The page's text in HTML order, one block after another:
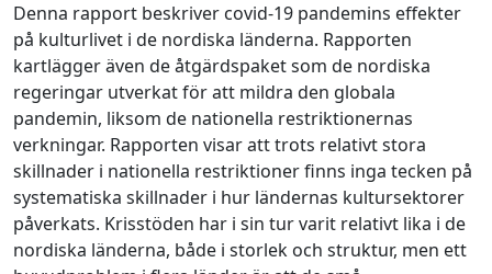
Denna rapport beskriver covid-19 pandemins effekter
på kulturlivet i de nordiska länderna. Rapporten
kartlägger även de åtgärdspaket som de nordiska
regeringar utverkat för att mildra den globala
pandemin, liksom de nationella restriktionernas
verkningar. Rapporten visar att trots relativt stora
skillnader i nationella restriktioner finns inga tecken på
systematiska skillnader i hur ländernas kultursektorer
påverkats. Krisstöden har i sin tur varit relativt lika i de
nordiska länderna, både i storlek och struktur, men ett